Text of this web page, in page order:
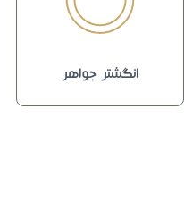
انگشتر جواهر